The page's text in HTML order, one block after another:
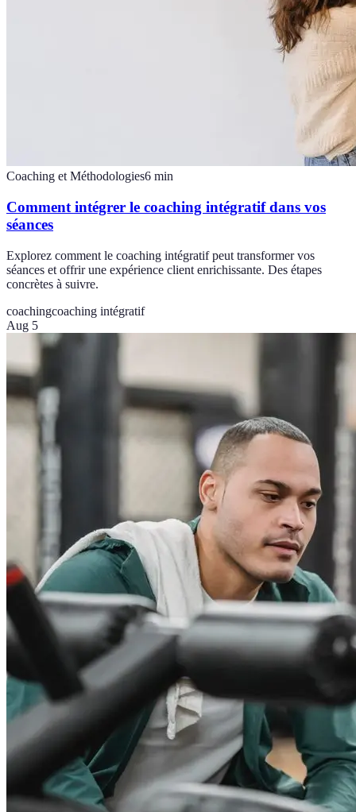
Coaching et Méthodologies6 min
Comment intégrer le coaching intégratif dans vos
séances
Explorez comment le coaching intégratif peut transformer vos
séances et offrir une expérience client enrichissante. Des étapes
concrètes à suivre.
coachingcoaching intégratif
Aug 5